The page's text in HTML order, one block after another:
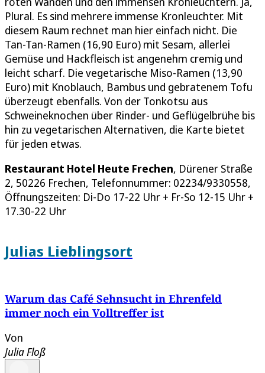
Plural. Es sind mehrere immense Kronleuchter. Mit
diesem Raum rechnet man hier einfach nicht. Die
Tan-Tan-Ramen (16,90 Euro) mit Sesam, allerlei
Gemüse und Hackfleisch ist angenehm cremig und
leicht scharf. Die vegetarische Miso-Ramen (13,90
Euro) mit Knoblauch, Bambus und gebratenem Tofu
überzeugt ebenfalls. Von der Tonkotsu aus
Schweineknochen über Rinder- und Geflügelbrühe bis
hin zu vegetarischen Alternativen, die Karte bietet
für jeden etwas.
Restaurant Hotel Heute Frechen, Dürener Straße
2, 50226 Frechen, Telefonnummer: 02234/9330558,
Öffnungszeiten: Di-Do 17-22 Uhr + Fr-So 12-15 Uhr +
17.30-22 Uhr
Julias Lieblingsort
Warum das Café Sehnsucht in Ehrenfeld
immer noch ein Volltreffer ist
Von
Julia Floß